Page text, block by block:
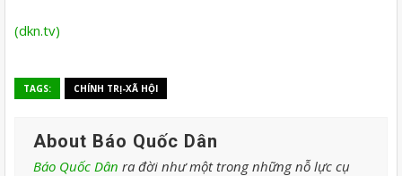
(dkn.tv)
TAGS: CHÍNH TRỊ-XÃ HỘI
About Báo Quốc Dân
Báo Quốc Dân ra đời như một trong những nỗ lực cụ